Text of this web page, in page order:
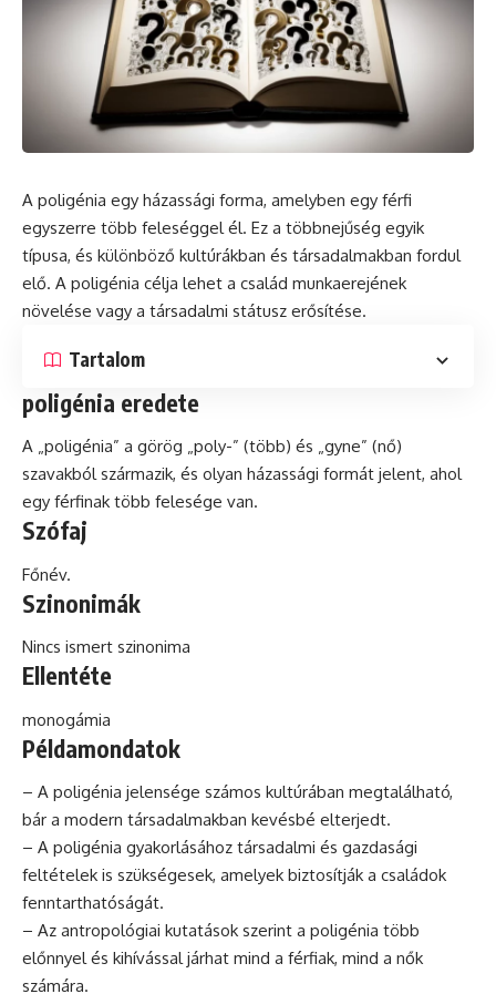
A poligénia egy házassági forma, amelyben egy férfi
egyszerre több feleséggel él. Ez a többnejűség egyik
típusa, és különböző kultúrákban és társadalmakban fordul
elő. A poligénia célja lehet a család munkaerejének
növelése vagy a társadalmi státusz erősítése.
Tartalom
poligénia eredete
A „poligénia” a görög „poly-” (több) és „gyne” (nő)
szavakból származik, és olyan házassági formát jelent, ahol
egy férfinak több felesége van.
Szófaj
Főnév.
Szinonimák
Nincs ismert szinonima
Ellentéte
monogámia
Példamondatok
– A poligénia jelensége számos kultúrában megtalálható,
bár a modern társadalmakban kevésbé elterjedt.
– A poligénia gyakorlásához társadalmi és gazdasági
feltételek is szükségesek, amelyek biztosítják a családok
fenntarthatóságát.
– Az antropológiai kutatások szerint a poligénia több
előnnyel és kihívással járhat mind a férfiak, mind a nők
számára.